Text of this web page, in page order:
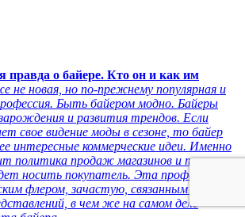
правда о байере. Кто он и как им
не новая, но по-прежнему популярная и
Быть байером модно. Байеры
и развития трендов. Если
свое видение моды в сезоне, то байер
интересные коммерческие идеи. Именно
политика продаж магазинов и то, что,
носить покупатель. Эта профессия
флером, зачастую, связанным с
в чем же на самом деле